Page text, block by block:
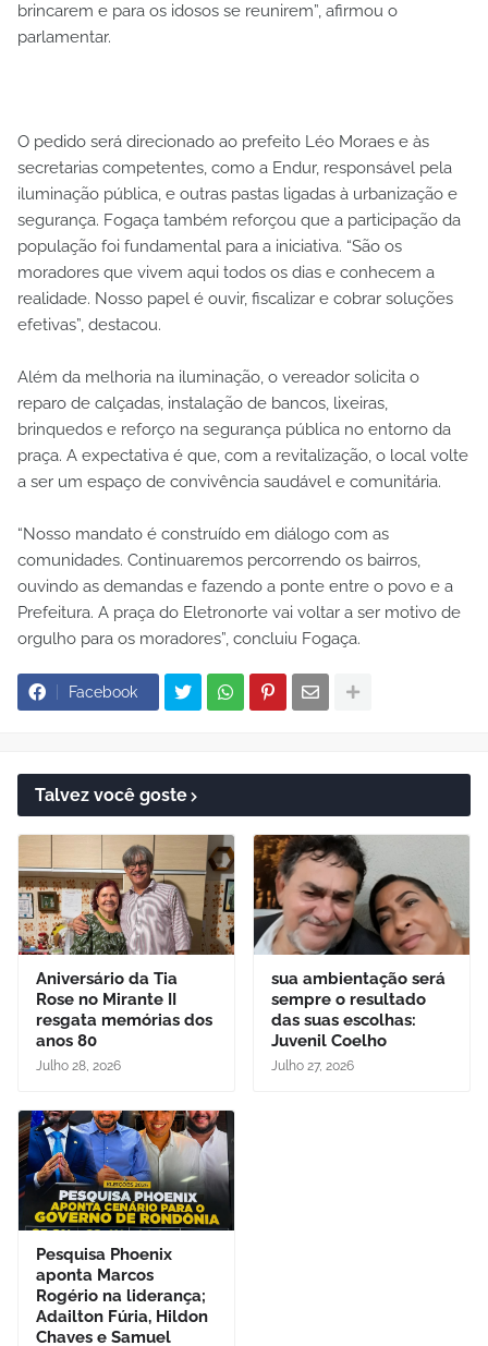
brincarem e para os idosos se reunirem”, afirmou o
parlamentar.
O pedido será direcionado ao prefeito Léo Moraes e às
secretarias competentes, como a Endur, responsável pela
iluminação pública, e outras pastas ligadas à urbanização e
segurança. Fogaça também reforçou que a participação da
população foi fundamental para a iniciativa. “São os
moradores que vivem aqui todos os dias e conhecem a
realidade. Nosso papel é ouvir, fiscalizar e cobrar soluções
efetivas”, destacou.
Além da melhoria na iluminação, o vereador solicita o
reparo de calçadas, instalação de bancos, lixeiras,
brinquedos e reforço na segurança pública no entorno da
praça. A expectativa é que, com a revitalização, o local volte
a ser um espaço de convivência saudável e comunitária.
“Nosso mandato é construído em diálogo com as
comunidades. Continuaremos percorrendo os bairros,
ouvindo as demandas e fazendo a ponte entre o povo e a
Prefeitura. A praça do Eletronorte vai voltar a ser motivo de
orgulho para os moradores”, concluiu Fogaça.
Facebook
Talvez você goste
Aniversário da Tia
Rose no Mirante II
resgata memórias dos
anos 80
Julho 28, 2026
sua ambientação será
sempre o resultado
das suas escolhas:
Juvenil Coelho
Julho 27, 2026
Pesquisa Phoenix
aponta Marcos
Rogério na liderança;
Adailton Fúria, Hildon
Chaves e Samuel